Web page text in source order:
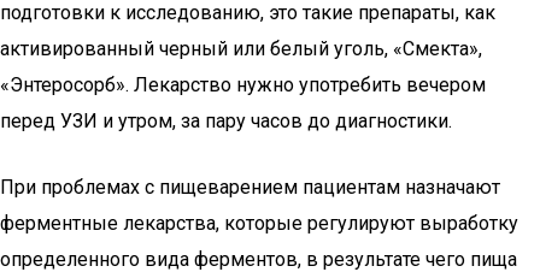
подготовки к исследованию, это такие препараты, как
активированный черный или белый уголь, «Смекта»,
«Энтеросорб». Лекарство нужно употребить вечером
перед УЗИ и утром, за пару часов до диагностики.
При проблемах с пищеварением пациентам назначают
ферментные лекарства, которые регулируют выработку
определенного вида ферментов, в результате чего пища